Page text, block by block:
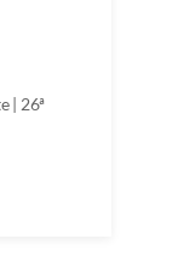
| 26ª